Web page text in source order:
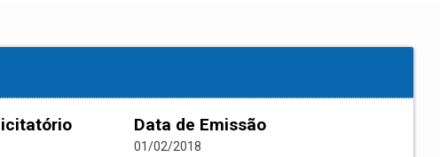
Data de Emissão
01/02/2018